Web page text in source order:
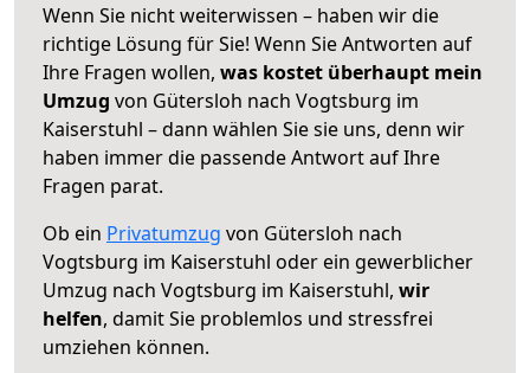
Wenn Sie nicht weiterwissen – haben wir die
richtige Lösung für Sie! Wenn Sie Antworten auf
Ihre Fragen wollen, was kostet überhaupt mein
Umzug von Gütersloh nach Vogtsburg im
Kaiserstuhl – dann wählen Sie sie uns, denn wir
haben immer die passende Antwort auf Ihre
Fragen parat.
Ob ein Privatumzug von Gütersloh nach
Vogtsburg im Kaiserstuhl oder ein gewerblicher
Umzug nach Vogtsburg im Kaiserstuhl, wir
helfen, damit Sie problemlos und stressfrei
umziehen können.